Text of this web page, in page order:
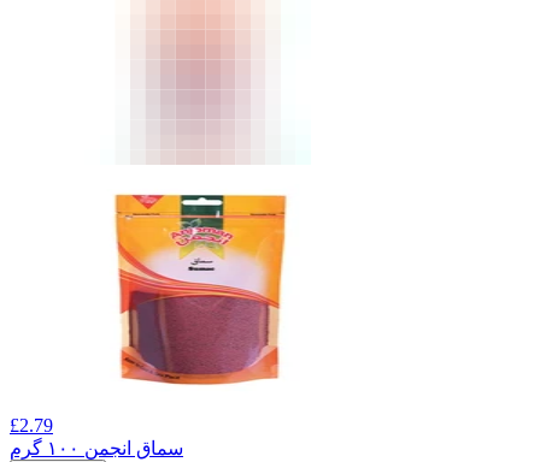
£2.79
سماق انجمن ۱۰۰ گرم